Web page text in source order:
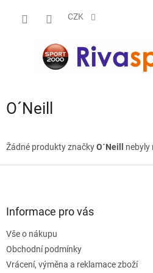
CZK
O´Neill
Žádné produkty značkyO´Neill nebyly
Informace pro vás
Vše o nákupu
Obchodní podmínky
Vrácení, výměna a reklamace zboží